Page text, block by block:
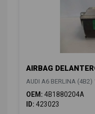
AIRBAG
AUDI A6 BERLINA (4B2)
OEM: 4B1880204A
ID: 423023